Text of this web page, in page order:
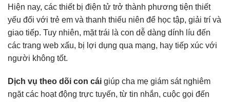
Hiện nay, các thiết bị điện tử trở thành phương tiện thiết
yếu đối với trẻ em và thanh thiếu niên để học tập, giải trí và
giao tiếp. Tuy nhiên, mặt trái là con dễ dàng dính líu đến
các trang web xấu, bị lợi dụng qua mạng, hay tiếp xúc với
người không tốt.
Dịch vụ theo dõi con cái giúp cha mẹ giám sát nghiêm
ngặt các hoạt động trực tuyến, từ tin nhắn, cuộc gọi đến